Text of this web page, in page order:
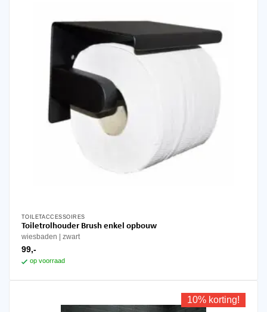
TOILETACCESSOIRES
Toiletrolhouder Brush enkel opbouw
wiesbaden zwart
99,-
op voorraad
10% korting!